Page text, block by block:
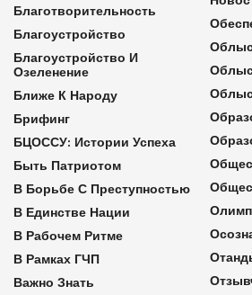
Благотворительность
Благоустройство
Благоустройство И
Озеленение
Ближе К Народу
Брифинг
БЦОССУ: Истории Успеха
Быть Патриотом
В Борьбе С Преступностью
В Единстве Нации
В Рабочем Ритме
В Рамках ГЧП
Важно Знать